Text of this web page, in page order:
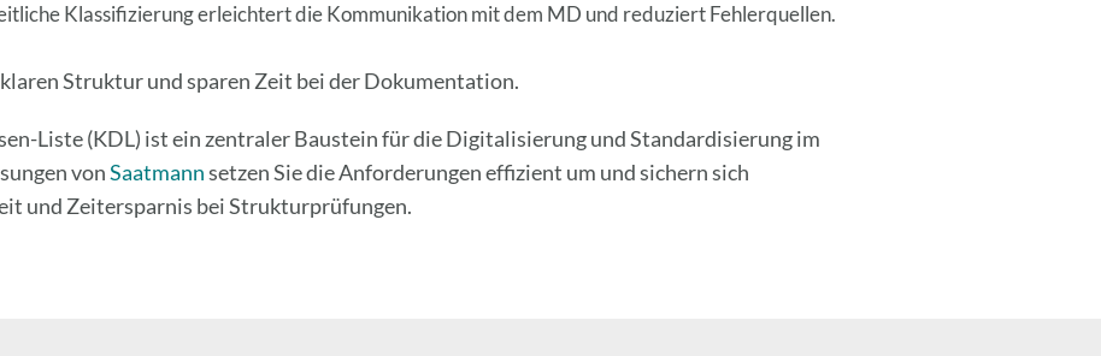
Klassifizierung erleichtert die Kommunikation mit dem MD und reduziert Fehlerquellen.
Struktur und sparen Zeit bei der Dokumentation.
Liste (KDL) ist ein zentraler Baustein für die Digitalisierung und Standardisierung im
vonSaatmannsetzen Sie die Anforderungen effizient um und sichern sich
und Zeitersparnis bei Strukturprüfungen.